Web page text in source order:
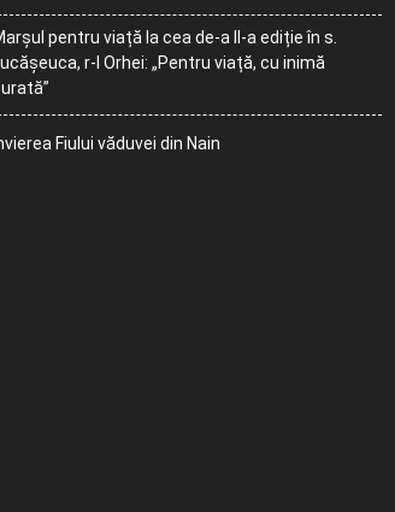
pentru viață la cea de-a II-a ediție în s.
r-l Orhei: „Pentru viață, cu inimă
Fiului văduvei din Nain